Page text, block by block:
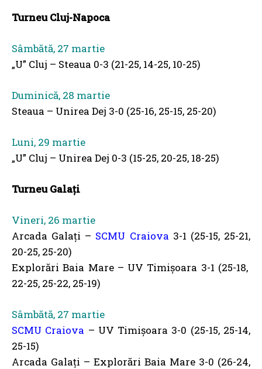
Turneu Cluj-Napoca
Sâmbătă, 27 martie
„U” Cluj – Steaua 0-3 (21-25, 14-25, 10-25)
Duminică, 28 martie
Steaua – Unirea Dej 3-0 (25-16, 25-15, 25-20)
Luni, 29 martie
„U” Cluj – Unirea Dej 0-3 (15-25, 20-25, 18-25)
Turneu Galați
Vineri, 26 martie
Arcada Galați – SCMU Craiova 3-1 (25-15, 25-21,
20-25, 25-20)
Explorări Baia Mare – UV Timișoara 3-1 (25-18,
22-25, 25-22, 25-19)
Sâmbătă, 27 martie
SCMU Craiova – UV Timișoara 3-0 (25-15, 25-14,
25-15)
Arcada Galați – Explorări Baia Mare 3-0 (26-24,